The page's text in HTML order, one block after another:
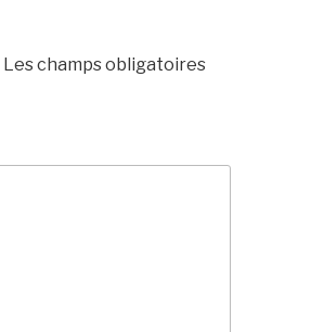
Les champs obligatoires